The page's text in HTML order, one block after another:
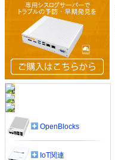
OpenBlocks
IoT関連